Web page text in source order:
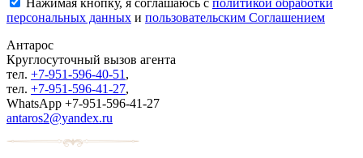
Нажимая кнопку, я соглашаюсь с политикой обработки
персональных данных и пользовательским Соглашением
Антарос
Круглосуточный вызов агента
тел. +7-951-596-40-51 ,
тел. +7-951-596-41-27,
WhatsApp +7-951-596-41-27
antaros2@yandex.ru